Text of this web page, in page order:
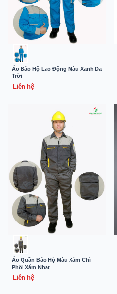
Áo Bảo Hộ Lao Động Màu Xanh Da
Trời
Liên hệ
Áo Quần Bảo Hộ Màu Xám Chì
Phối Xám Nhạt
Liên hệ